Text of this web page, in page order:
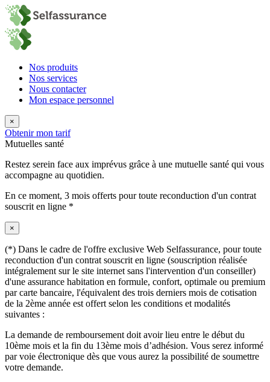
Nos produits
Nos services
Nous contacter
Mon espace personnel
×
Obtenir mon tarif
Mutuelles santé
Restez serein face aux imprévus grâce à une mutuelle santé qui vous
accompagne au quotidien.
En ce moment, 3 mois offerts pour toute reconduction d'un contrat
souscrit en ligne *
×
(*) Dans le cadre de l'offre exclusive Web Selfassurance, pour toute
reconduction d'un contrat souscrit en ligne (souscription réalisée
intégralement sur le site internet sans l'intervention d'un conseiller)
d'une assurance habitation en formule, confort, optimale ou premium
par carte bancaire, l'équivalent des trois derniers mois de cotisation
de la 2ème année est offert selon les conditions et modalités
suivantes :
La demande de remboursement doit avoir lieu entre le début du
10ème mois et la fin du 13ème mois d’adhésion. Vous serez informé
par voie électronique dès que vous aurez la possibilité de soumettre
votre demande.